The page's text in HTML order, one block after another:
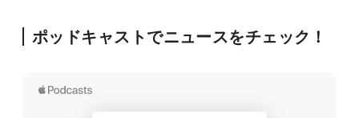
ポッドキャストでニュースをチェック！